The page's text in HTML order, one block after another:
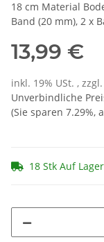
18 cm Material
Band (20 mm), 2 x
13,99 €
inkl. 19% USt. , zzgl.
Unverbindliche
(Sie sparen 7.29%,
18 Stk Auf Lager